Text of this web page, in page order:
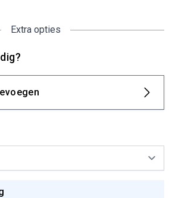
Extra opties